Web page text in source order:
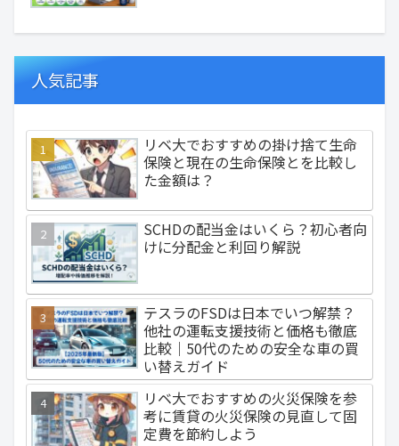
人気記事
リベ大でおすすめの掛け捨て生命
保険と現在の生命保険とを比較し
た金額は？
SCHDの配当金はいくら？初心者向
けに分配金と利回り解説
テスラのFSDは日本でいつ解禁？
他社の運転支援技術と価格も徹底
比較｜50代のための安全な車の買
い替えガイド
リベ大でおすすめの火災保険を参
考に賃貸の火災保険の見直して固
定費を節約しよう